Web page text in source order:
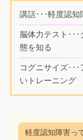
講話･･･軽度認
脳体力テスト･･
態を知る
コグニサイズ･･
いトレーニング